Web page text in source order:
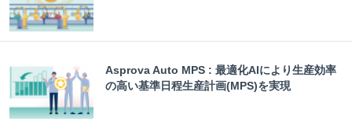
Asprova Auto MPS : 最適化AIにより生産効率
の高い基準日程生産計画(MPS)を実現